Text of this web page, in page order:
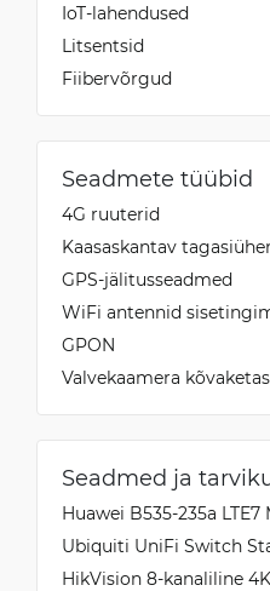
IoT-lahendused
Litsentsid
Fiibervõrgud
Seadmete tüübid
4G ruuterid
Kaasaskantav
GPS-jälitusseadmed
WiFi antennid
GPON
Valvekaamera kõvaketas
Seadmed ja
Huawei B535-235a
Ubiquiti UniFi Switch
HikVision 8-kanaliline